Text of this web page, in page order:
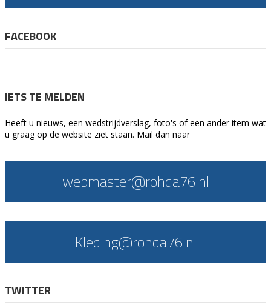
FACEBOOK
IETS TE MELDEN
Heeft u nieuws, een wedstrijdverslag, foto's of een ander item wat
u graag op de website ziet staan. Mail dan naar
webmaster@rohda76.nl
Kleding@rohda76.nl
TWITTER